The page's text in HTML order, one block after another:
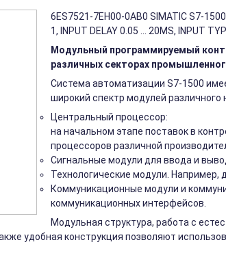
6ES7521-7EH00-0AB0 SIMATIC S7-1500,
1, INPUT DELAY 0.05 ... 20MS, INPUT
Модульный программируемый
различных секторах
Система автоматизации S7-1500
широкий спектр модулей
Центральный процессор:
на начальном этапе поставок в
процессоров различной
Сигнальные модули для ввода и
Технологические модули. Например,
Коммуникационные модули и
коммуникационных интерфейсов.
Модульная структура, работа с
удобная конструкция позволяют